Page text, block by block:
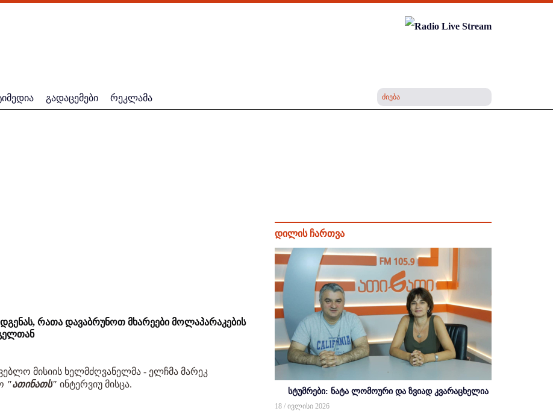
გადაცემები რეკლამა
რათა დავაბრუნოთ მხარეები მოლაპარაკების
მისიის ხელმძღვანელმა - ელჩმა მარეკ
"ათინათს" ინტერვიუ მისცა.
დილის ჩართვა
სტუმრები: ნატა ლომოური და ზვიად კვარაცხელია
18 / ივლისი 2026